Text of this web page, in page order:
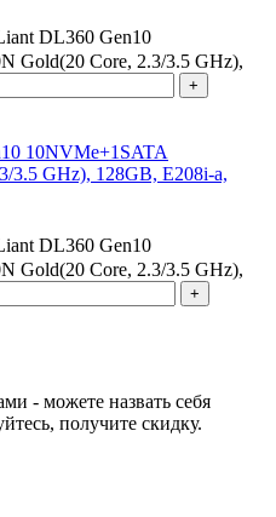
DL360 Gen10
Gold(20 Core, 2.3/3.5 GHz),
+
10NVMe+1SATA
3.5 GHz), 128GB, E208i-a,
DL360 Gen10
Gold(20 Core, 2.3/3.5 GHz),
+
- можете назвать себя
получите скидку.